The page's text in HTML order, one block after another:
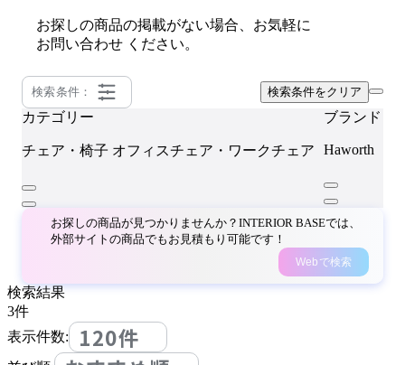
お探しの商品の掲載がない場合、お気軽に
お問い合わせ ください。
検索条件： 検索条件をクリア
カテゴリー
チェア・椅子 オフィスチェア・ワークチェア
ブランド
Haworth
お探しの商品が見つかりませんか？INTERIOR BASEでは、
外部サイトの商品でもお見積もり可能です！
Webで検索
検索結果
3件
表示件数:
120件